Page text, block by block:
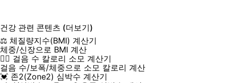
건강 관련 콘텐츠 (더보기)
⚖️ 체질량지수(BMI) 계산기
체중/신장으로 BMI 계산
🚶‍♂️ 걸음 수 칼로리 소모 계산기
걸음 수/보폭/체중으로 소모 칼로리 계산
💓 존2(Zone2) 심박수 계산기